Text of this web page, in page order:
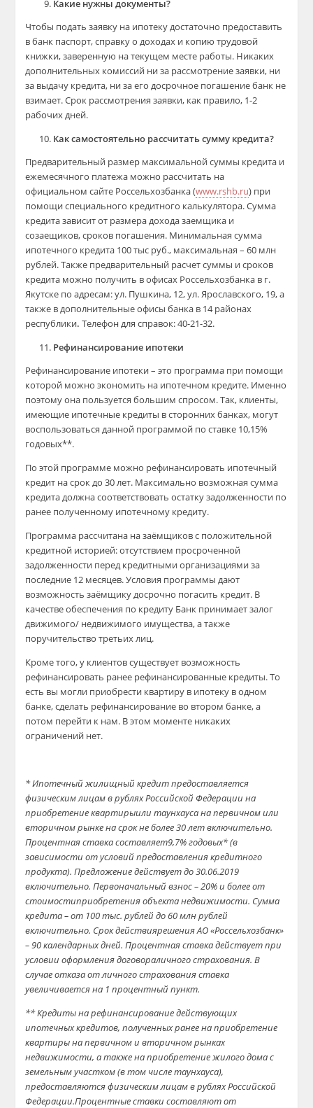
Какие нужны документы?
Чтобы подать заявку на ипотеку достаточно предоставить
в банк паспорт, справку о доходах и копию трудовой
книжки, заверенную на текущем месте работы. Никаких
дополнительных комиссий ни за рассмотрение заявки, ни
за выдачу кредита, ни за его досрочное погашение банк не
взимает. Срок рассмотрения заявки, как правило, 1-2
рабочих дней.
Как самостоятельно рассчитать сумму кредита?
Предварительный размер максимальной суммы кредита и
ежемесячного платежа можно рассчитать на
официальном сайте Россельхозбанка (www.rshb.ru) при
помощи специального кредитного калькулятора. Сумма
кредита зависит от размера дохода заемщика и
созаещиков, сроков погашения. Минимальная сумма
ипотечного кредита 100 тыс руб., максимальная – 60 млн
рублей. Также предварительный расчет суммы и сроков
кредита можно получить в офисах Россельхозбанка в г.
Якутске по адресам: ул. Пушкина, 12, ул. Ярославского, 19, а
также в дополнительные офисы банка в 14 районах
республики.Телефон для справок: 40-21-32.
Рефинансирование ипотеки
Рефинансирование ипотеки – это программа при помощи
которой можно экономить на ипотечном кредите. Именно
поэтому она пользуется большим спросом. Так, клиенты,
имеющие ипотечные кредиты в сторонних банках, могут
воспользоваться данной программой по ставке 10,15%
годовых**.
По этой программе можно рефинансировать ипотечный
кредит на срок до 30 лет. Максимально возможная сумма
кредита должна соответствовать остатку задолженности по
ранее полученному ипотечному кредиту.
Программа рассчитана на заёмщиков с положительной
кредитной историей: отсутствием просроченной
задолженности перед кредитными организациями за
последние 12 месяцев. Условия программы дают
возможность заёмщику досрочно погасить кредит. В
качестве обеспечения по кредиту Банк принимает залог
движимого/ недвижимого имущества, а также
поручительство третьих лиц.
Кроме того, у клиентов существует возможность
рефинансировать ранее рефинансированные кредиты. То
есть вы могли приобрести квартиру в ипотеку в одном
банке, сделать рефинансирование во втором банке, а
потом перейти к нам. В этом моменте никаких
ограничений нет.
* Ипотечный жилищный кредит предоставляется
физическим лицам в рублях Российской Федерации на
приобретение квартирыили таунхауса на первичном или
вторичном рынке на срок не более 30 лет включительно.
Процентная ставка составляет9,7% годовых* (в
зависимости от условий предоставления кредитного
продукта). Предложение действует до 30.06.2019
включительно. Первоначальный взнос – 20% и более от
стоимостиприобретения объекта недвижимости. Сумма
кредита – от 100 тыс. рублей до 60 млн рублей
включительно. Срок действиярешения АО «Россельхозбанк»
– 90 календарных дней. Процентная ставка действует при
условии оформления договораличного страхования. В
случае отказа от личного страхования ставка
увеличивается на 1 процентный пункт.
** Кредиты на рефинансирование действующих
ипотечных кредитов, полученных ранее на приобретение
квартиры на первичном и вторичном рынках
недвижимости, а также на приобретение жилого дома с
земельным участком (в том числе таунхауса),
предоставляются физическим лицам в рублях Российской
Федерации.Процентные ставки составляют от